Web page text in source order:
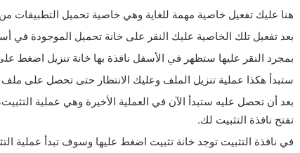
هنا عليك تفعيل خاصية مهمة للغاية وهي خاصية تحميل التطبيقات
بعد تفعيل تلك الخاصية عليك النقر على خانة تحميل الموجودة في
بمجرد النقر عليها ستظهر في الأسفل نافذة بها خانة تنزيل اضغط
ستبدأ هكذا عملية تنزيل الملف وعليك الانتظار حتى تحصل على ملف apk الخاص بهذا التطبيق.
بعد أن تحصل عليه ستبدأ الآن في العملية الأخيرة وهي عملية
تفتح نافذة التثبيت لك.
في نافذة التثبيت توجد خانة تثبيت اضغط عليها وسوف تبدأ عملية